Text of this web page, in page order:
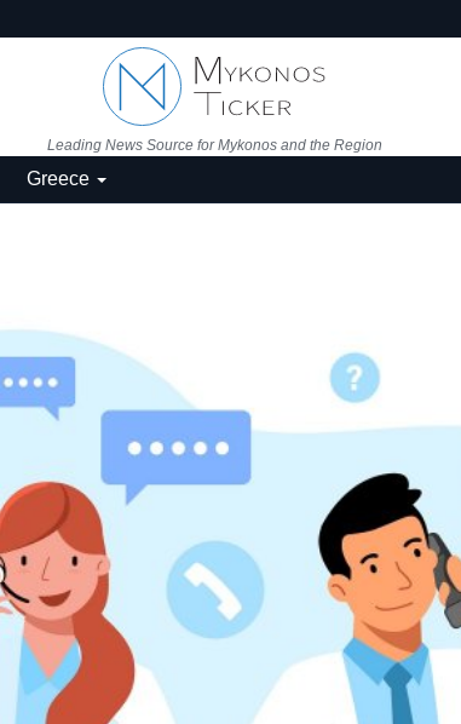
Leading News Source for Mykonos and the Region
Greece